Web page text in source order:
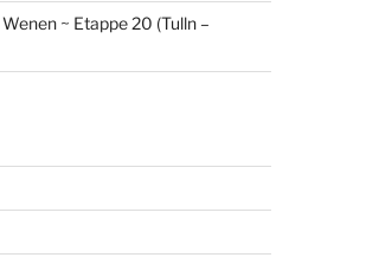
~ Etappe 20 (Tulln –